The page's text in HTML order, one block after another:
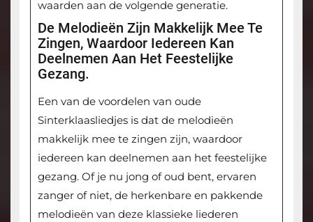
waarden aan de volgende generatie.
De Melodieën Zijn Makkelijk Mee Te
Zingen, Waardoor Iedereen Kan
Deelnemen Aan Het Feestelijke
Gezang.
Een van de voordelen van oude
Sinterklaasliedjes is dat de melodieën
makkelijk mee te zingen zijn, waardoor
iedereen kan deelnemen aan het feestelijke
gezang. Of je nu jong of oud bent, ervaren
zanger of niet, de herkenbare en pakkende
melodieën van deze klassieke liederen